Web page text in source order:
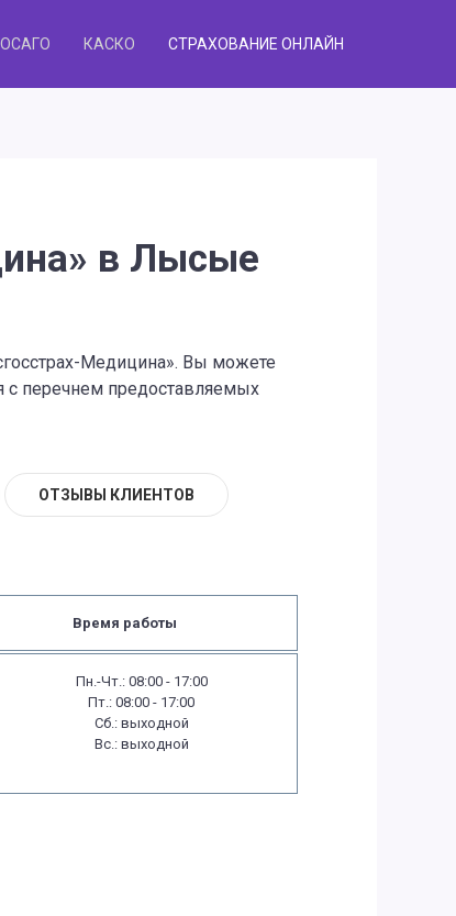
ОСАГО КАСКО СТРАХОВАНИЕ ОНЛАЙН
в Лысые
Медицина». Вы можете
с перечнем предоставляемых
ОТЗЫВЫ КЛИЕНТОВ
Время работы
Пн.-Чт.: 08:00 - 17:00
Пт.: 08:00 - 17:00
Сб.: выходной
Вс.: выходной